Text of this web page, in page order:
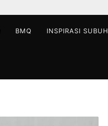
BMQ INSPIRASI SUBUH